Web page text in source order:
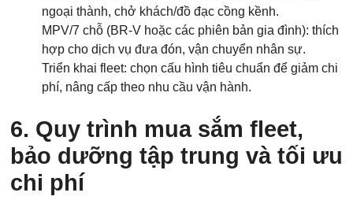
ngoại thành, chở khách/đồ đạc cồng kềnh.
MPV/7 chỗ (BR-V hoặc các phiên bản gia đình): thích
hợp cho dịch vụ đưa đón, vận chuyển nhân sự.
Triển khai fleet: chọn cấu hình tiêu chuẩn để giảm chi
phí, nâng cấp theo nhu cầu vận hành.
6. Quy trình mua sắm fleet,
bảo dưỡng tập trung và tối ưu
chi phí